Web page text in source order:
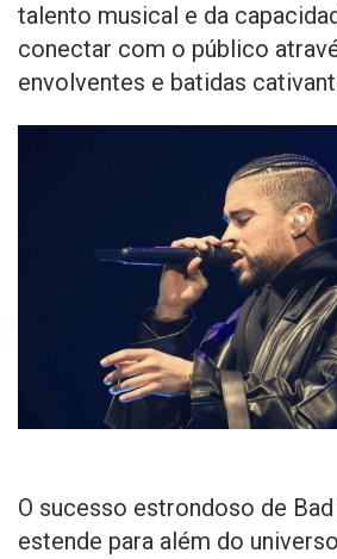
talento musical e da
conectar com o público
envolventes e batidas
O sucesso estrondoso de Bad
estende para além do